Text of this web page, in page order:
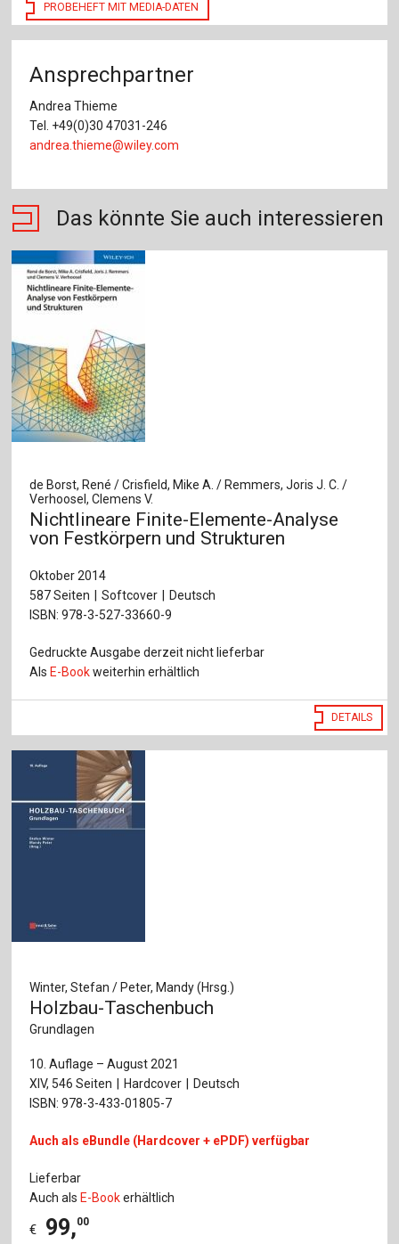
PROBEHEFT MIT MEDIA-DATEN
Ansprechpartner
Andrea Thieme
Tel. +49(0)30 47031-246
andrea.thieme@wiley.com
Das könnte Sie auch interessieren
de Borst, René / Crisfield, Mike A. / Remmers, Joris J. C. /
Verhoosel, Clemens V.
Nichtlineare Finite-Elemente-Analyse
von Festkörpern und Strukturen
Oktober 2014
587 Seiten
Softcover
Deutsch
ISBN: 978-3-527-33660-9
Gedruckte Ausgabe derzeit nicht lieferbar
Als E-Bookweiterhin erhältlich
DETAILS
Winter, Stefan / Peter, Mandy (Hrsg.)
Holzbau-Taschenbuch
Grundlagen
10. Auflage – August 2021
XIV, 546 Seiten
Hardcover
Deutsch
ISBN: 978-3-433-01805-7
Auch als eBundle (Hardcover + ePDF) verfügbar
Lieferbar
Auch als E-Bookerhältlich
€ 99,00